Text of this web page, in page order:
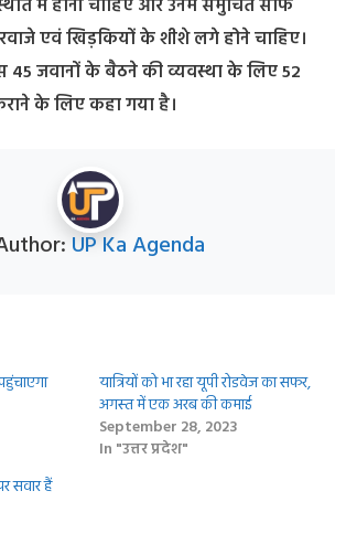
में होनी चाहिएं और उनमें समुचित साफ
एवं खिड़कियों के शीशे लगे होने चाहिए।
45 जवानों के बैठने की व्यवस्था के लिए 52
के लिए कहा गया है।
UP Ka Agenda
यात्रियों को भा रहा यूपी रोडवेज का सफर,
अगस्‍त में एक अरब की कमाई
September 28, 2023
In "उत्तर प्रदेश"
सवार हैं